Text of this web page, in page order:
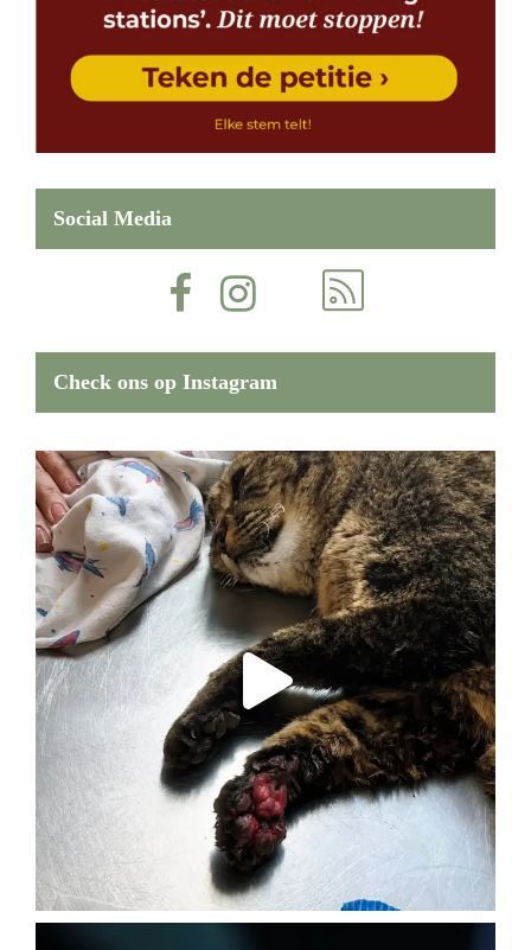
Social Media
Check ons op Instagram